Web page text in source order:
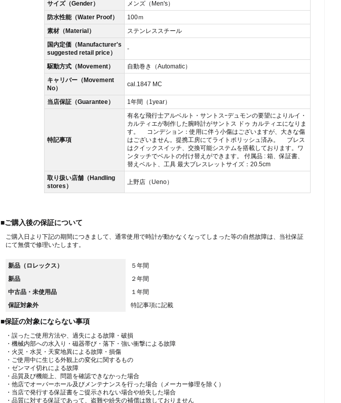
サイズ（Gender）
メンズ（Men's）
防水性能（Water Proof）
100ｍ
素材（Material）
ステンレススチール
国内定価（Manufacturer's
suggested retail price）
-
駆動方式（Movement）
自動巻き（Automatic）
キャリバー（Movement
No）
cal.1847 MC
当店保証（Guarantee） 1年間（1year）
特記事項
有名な飛行士アルベルト・サントスｰデュモンの要望によりルイ・
カルティエが制作した腕時計がサントス ドゥ カルティエになりま
す。 コンデション：使用に伴う小傷はございますが、大きな傷
はございません。提携工房にてライトポリッシュ済み。 ブレス
はクイックスイッチ、交換可能システムを搭載しております。ワ
ンタッチでベルトの付け替えができます。 付属品 : 箱、保証書、
替えベルト、工具 最大ブレスレットサイズ：20.5cm
取り扱い店舗（Handling
stores）
上野店（Ueno）
■ご購入後の保証について
ご購入日より下記の期間につきまして、通常使用で時計が動かなくなってしまった等の自然故障は、当社保証
にて無償で修理いたします。
新品（ロレックス）
５年間
新品
２年間
中古品・未使用品
１年間
保証対象外
特記事項に記載
■保証の対象にならない事項
・誤ったご使用方法や、過失による故障・破損
・機械内部への水入り・磁器帯び・落下・強い衝撃による故障
・火災・水災・天変地異による故障・損傷
・ご使用中に生じる外観上の変化に関するもの
・ゼンマイ切れによる故障
・品質及び機能上、問題を確認できなかった場合
・他店でオーバーホール及びメンテナンスを行った場合（メーカー修理を除く）
・当店で発行する保証書をご提示されない場合や紛失した場合
・品質に対する保証であって、盗難や紛失の補償は致しておりません